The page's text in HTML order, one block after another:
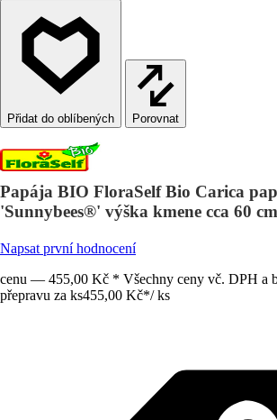
Porovnat
Papája BIO FloraSelf Bio Carica
'Sunnybees®' výška kmene cca 60
Napsat první hodnocení
cenu — 455,00 Kč * Všechny ceny vč. DPH a
přepravu za ks455,00 Kč*/ ks